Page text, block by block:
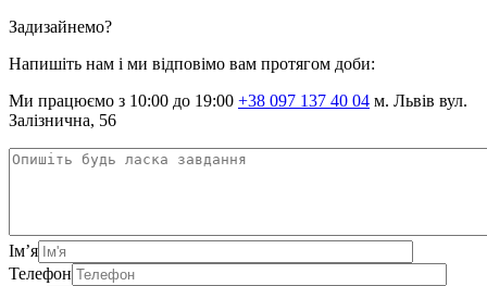
Задизайнемо?
Напишіть нам і ми відповімо вам протягом доби:
Ми працюємо з 10:00 до 19:00 +38 097 137 40 04 м. Львів вул.
Залізнична, 56
Ім’я
Телефон